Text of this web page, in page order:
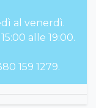
al venerdì.
alle 19:00.
159 1279.